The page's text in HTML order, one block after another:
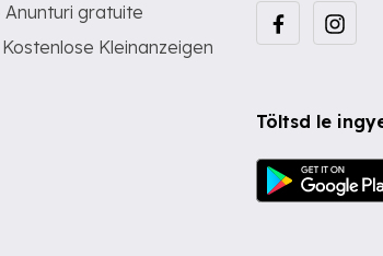
Anunturi gratuite
Kleinanzeigen
Töltsd le